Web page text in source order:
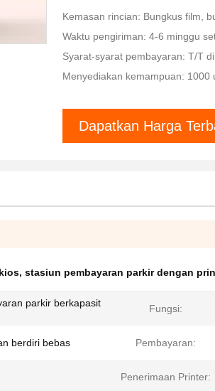
Kemasan rincian: Bungkus film,
Waktu pengiriman: 4-6 minggu
Syarat-syarat pembayaran: T/T
Menyediakan kemampuan: 1000
Dapatkan Harga
, stasiun pembayaran parkir dengan
parkir berkapasit
Fungsi:
berdiri bebas Pembayaran:
Penerimaan Printer: